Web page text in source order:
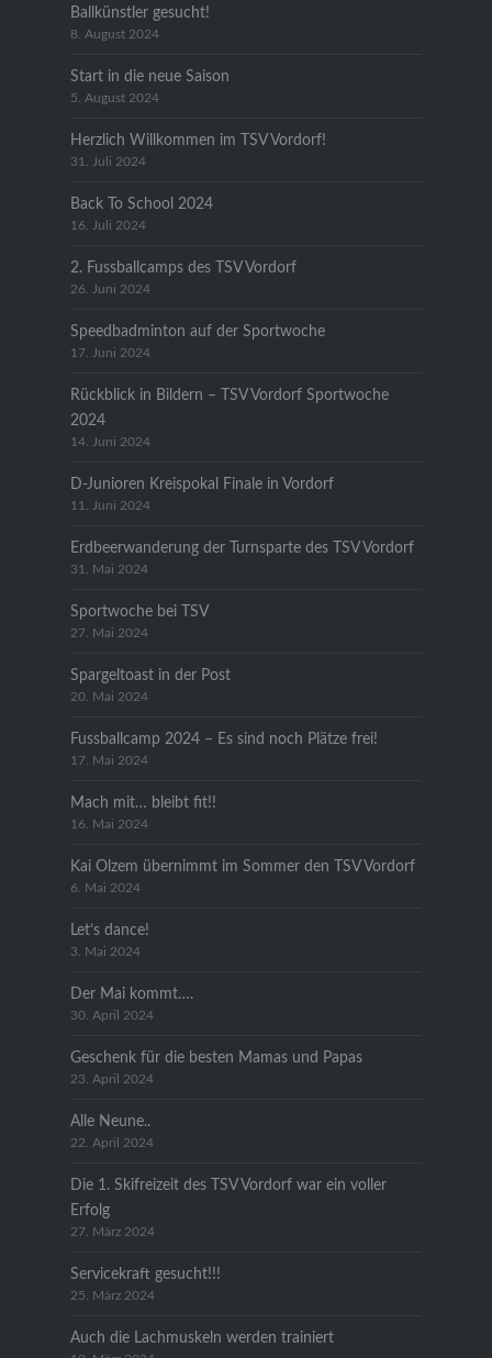
Ballkünstler gesucht!
8. August 2024
Start in die neue Saison
5. August 2024
Herzlich Willkommen im TSV Vordorf!
31. Juli 2024
Back To School 2024
16. Juli 2024
2. Fussballcamps des TSV Vordorf
26. Juni 2024
Speedbadminton auf der Sportwoche
17. Juni 2024
Rückblick in Bildern – TSV Vordorf Sportwoche
2024
14. Juni 2024
D-Junioren Kreispokal Finale in Vordorf
11. Juni 2024
Erdbeerwanderung der Turnsparte des TSV Vordorf
31. Mai 2024
Sportwoche bei TSV
27. Mai 2024
Spargeltoast in der Post
20. Mai 2024
Fussballcamp 2024 – Es sind noch Plätze frei!
17. Mai 2024
Mach mit… bleibt fit!!
16. Mai 2024
Kai Olzem übernimmt im Sommer den TSV Vordorf
6. Mai 2024
Let’s dance!
3. Mai 2024
Der Mai kommt….
30. April 2024
Geschenk für die besten Mamas und Papas
23. April 2024
Alle Neune..
22. April 2024
Die 1. Skifreizeit des TSV Vordorf war ein voller
Erfolg
27. März 2024
Servicekraft gesucht!!!
25. März 2024
Auch die Lachmuskeln werden trainiert